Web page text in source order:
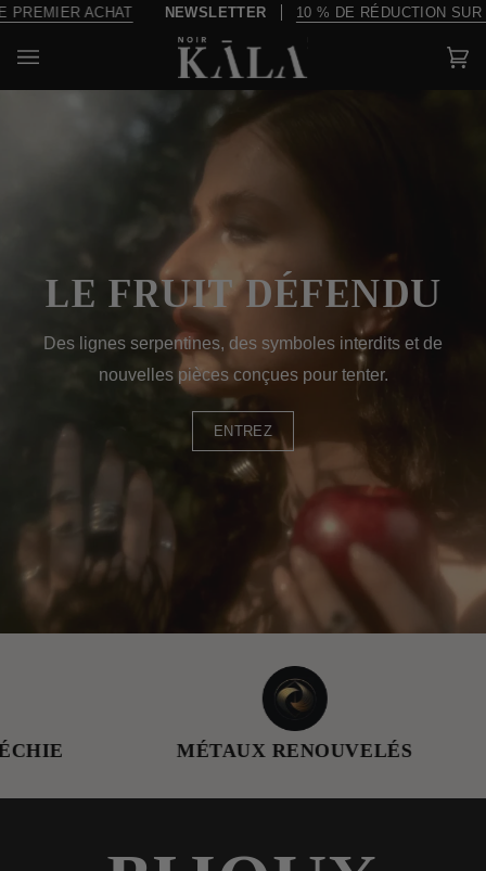
Passer
contenu
ACHATÀ PARTIR DE 200 $, LA LIVRAISON EST OFFERTE
LE FRUIT DÉFENDU
Des lignes serpentines, des symboles interdits et de
nouvelles pièces conçues pour tenter.
ENTREZ
MÉTAUX RENOUVELÉS FEMME